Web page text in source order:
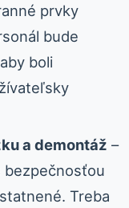
prvky
bude
boli
a demontáž –
bezpečnosťou
Treba